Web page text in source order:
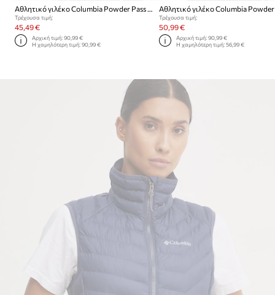
Αθλητικό γιλέκο Columbia Powder Pass Powder Pass
Τρέχουσα τιμή:
45,49 €
Αρχική τιμή:90,99 €
Η χαμηλότερη τιμή:90,99 €
Αθλητικό γιλέκο Columbia
Τρέχουσα τιμή:
50,99 €
Αρχική τιμή: 90,99 €
Η χαμηλότερη τιμή: 56,99 €